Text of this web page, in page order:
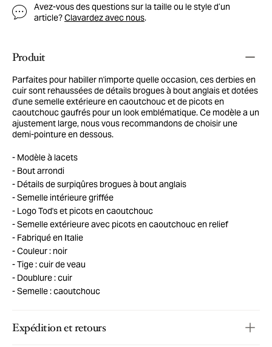
Avez-vous des questions sur la taille ou le style d’un
article?Clavardez avec nous.
Produit
Parfaites pour habiller n'importe quelle occasion, ces derbies en
cuir sont rehaussées de détails brogues à bout anglais et dotées
d'une semelle extérieure en caoutchouc et de picots en
caoutchouc gaufrés pour un look emblématique. Ce modèle a un
ajustement large, nous vous recommandons de choisir une
demi-pointure en dessous.
Modèle à lacets
Bout arrondi
Détails de surpiqûres brogues à bout anglais
Semelle intérieure griffée
Logo Tod's et picots en caoutchouc
Semelle extérieure avec picots en caoutchouc en relief
Fabriqué en Italie
Couleur : noir
Tige : cuir de veau
Doublure : cuir
Semelle : caoutchouc
Expédition et retours